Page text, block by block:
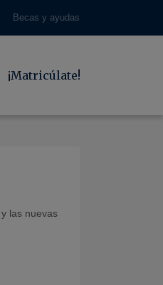
Becas y ayudas
¡Matricúlate!
las nuevas